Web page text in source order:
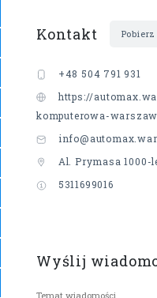
Kontakt Pobierz
+48 504 791 931
https://
komputerowa-
Al. Prymasa 1000-
5311699016
Wyślij